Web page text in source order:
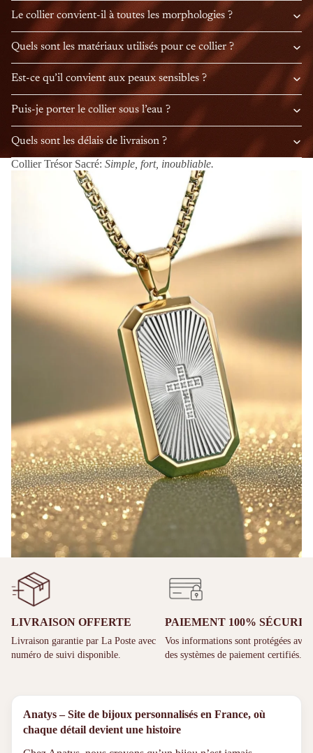
Le collier convient-il à toutes les morphologies ?
Quels sont les matériaux utilisés pour ce collier ?
Est-ce qu’il convient aux peaux sensibles ?
Puis-je porter le collier sous l’eau ?
Quels sont les délais de livraison ?
Collier Trésor Sacré: Simple, fort, inoubliable.
LIVRAISON OFFERTE
Livraison garantie par La Poste avec
numéro de suivi disponible.
PAIEMENT 100%
Vos informations sont protégées avec
des systèmes de paiement certifiés.
Anatys – Site de bijoux personnalisés en France, où
chaque détail devient une histoire